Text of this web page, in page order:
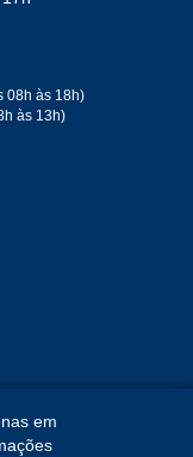
08h às 18h)
às 13h)
em